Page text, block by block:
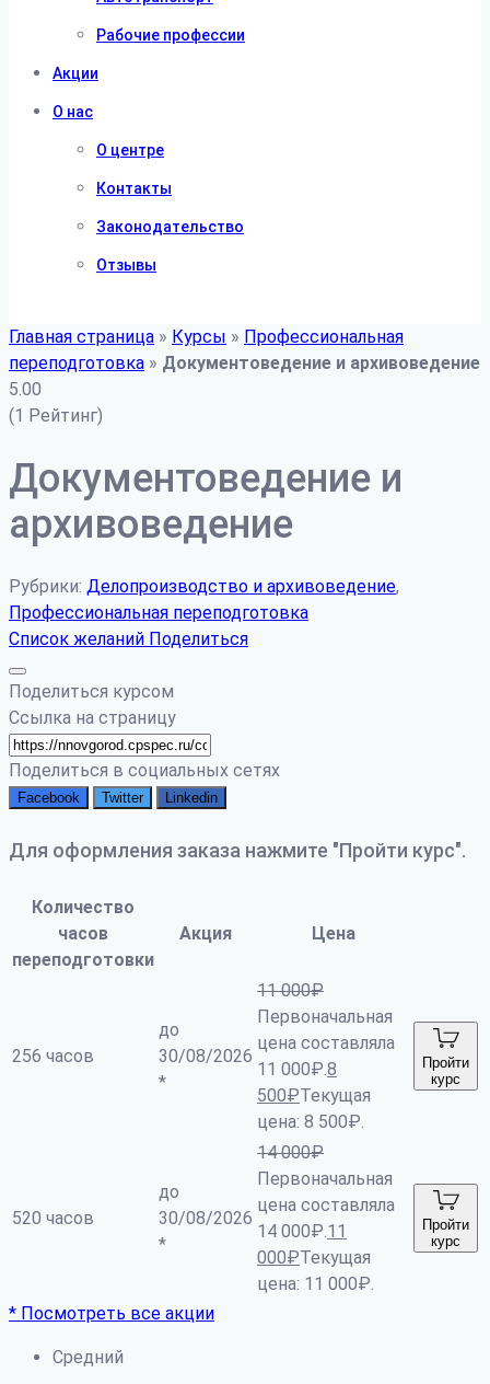
Рабочие профессии
Акции
О нас
О центре
Контакты
Законодательство
Отзывы
Главная страница » Курсы » Профессиональная
переподготовка » Документоведение и архивоведение
5.00
(1 Рейтинг)
Документоведение и
архивоведение
Рубрики: Делопроизводство и архивоведение,
Профессиональная переподготовка
Список желаний Поделиться
Поделиться курсом
Ссылка на страницу
Поделиться в социальных сетях
Facebook Twitter Linkedin
Для оформления заказа нажмите "Пройти курс".
Количество
часов
переподготовки
Акция Цена
256 часов
до
30/08/2026
*
11 000₽
Первоначальная
цена составляла
11 000₽.8
500₽Текущая
цена: 8 500₽.
Пройти
курс
520 часов
до
30/08/2026
*
14 000₽
Первоначальная
цена составляла
14 000₽.11
000₽Текущая
цена: 11 000₽.
Пройти
курс
* Посмотреть все акции
Средний